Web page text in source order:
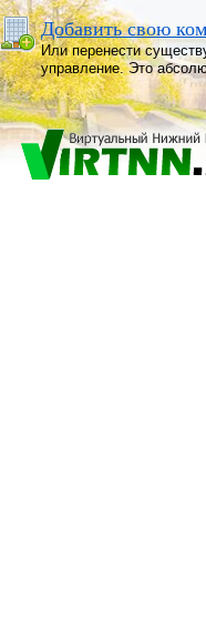
Добавить свою
Или перенести
управление. Это